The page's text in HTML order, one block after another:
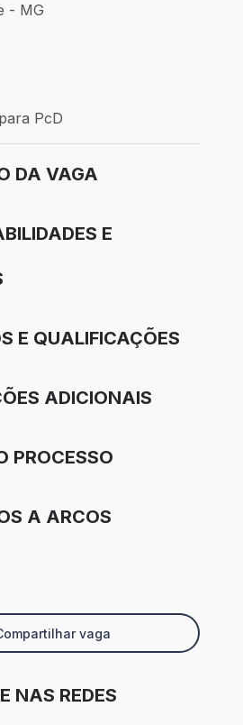
Belo Horizonte - MG
- MG
Presencial
PcD
PcD
DA VAGA
E
E QUALIFICAÇÕES
ADICIONAIS
PROCESSO
A ARCOS
vaga
NAS REDES